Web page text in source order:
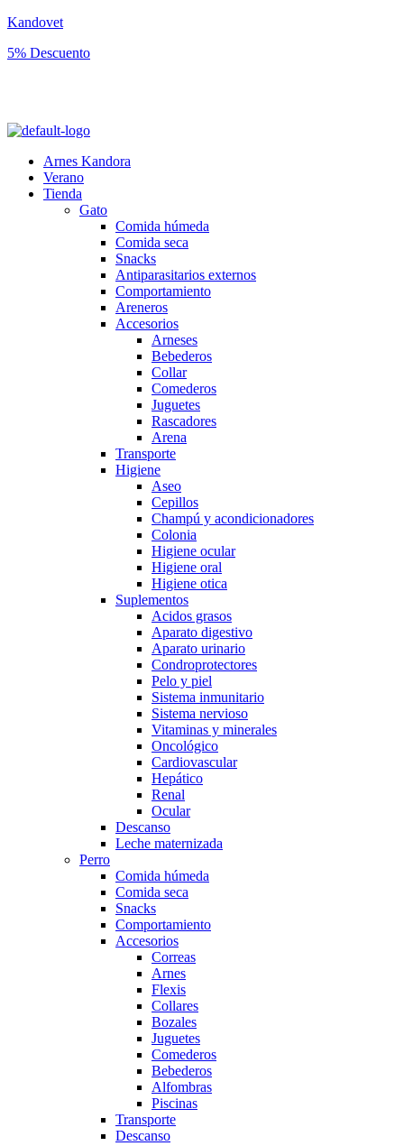
Kandovet
5% Descuento
Arnes Kandora
Verano
Tienda
Gato
Comida húmeda
Comida seca
Snacks
Antiparasitarios externos
Comportamiento
Areneros
Accesorios
Arneses
Bebederos
Collar
Comederos
Juguetes
Rascadores
Arena
Transporte
Higiene
Aseo
Cepillos
Champú y acondicionadores
Colonia
Higiene ocular
Higiene oral
Higiene otica
Suplementos
Acidos grasos
Aparato digestivo
Aparato urinario
Condroprotectores
Pelo y piel
Sistema inmunitario
Sistema nervioso
Vitaminas y minerales
Oncológico
Cardiovascular
Hepático
Renal
Ocular
Descanso
Leche maternizada
Perro
Comida húmeda
Comida seca
Snacks
Comportamiento
Accesorios
Correas
Arnes
Flexis
Collares
Bozales
Juguetes
Comederos
Bebederos
Alfombras
Piscinas
Transporte
Descanso